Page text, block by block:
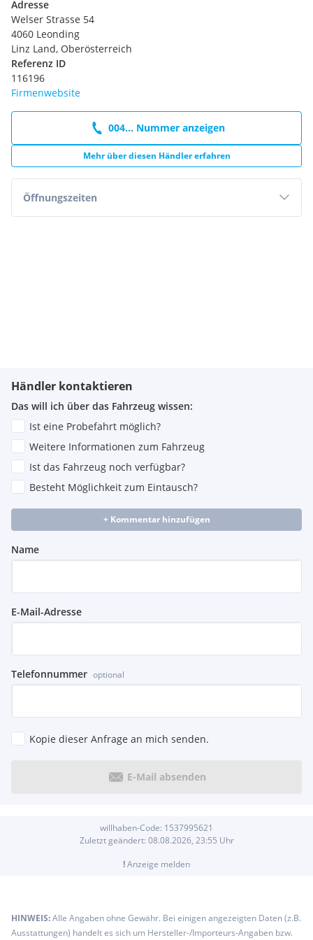
Elektronische Klimaautomatik
Automatische Parkbremse
Stoff-Lederoptikpolsterung
Regensensor inkl. Lichtautomatik
Radio inkl. Bluetooth Freisprecheinrichtung
elektrische Fensterheber vorne und hinten
Einparkhilfe vorne und hinten
beheizbar und anklappbar
Schlüsselloses Zugangs- und Startsystem
Beheizbares Lenkrad
Kindersitzbefestigungssystem (ISOFIX)
Adresse
Welser Strasse 54
4060 Leonding
Linz Land, Oberösterreich
Referenz ID
116196
Firmenwebsite
004... Nummer anzeigen
Mehr über diesen Händler erfahren
Öffnungszeiten
Händler kontaktieren
Das will ich über das Fahrzeug wissen:
Ist eine Probefahrt möglich?
Weitere Informationen zum Fahrzeug
Ist das Fahrzeug noch verfügbar?
Besteht Möglichkeit zum Eintausch?
+ Kommentar hinzufügen
Name
E-Mail-Adresse
Telefonnummer optional
Kopie dieser Anfrage an mich senden.
E-Mail absenden
willhaben-Code: 1537995621
Zuletzt geändert: 08.08.2026, 23:55 Uhr
!Anzeige melden
HINWEIS:Alle Angaben ohne Gewähr. Bei einigen angezeigten Daten (z.B.
Ausstattungen) handelt es sich um Hersteller-/Importeurs-Angaben bzw.